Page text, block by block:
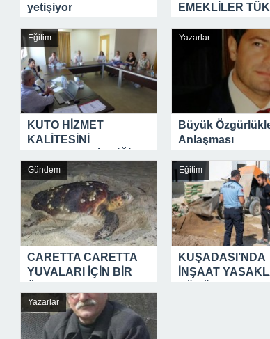
yetişiyor
EMEKLİLER
Eğitim
KUTO HİZMET
KALİTESİNİ
TSE DENETİMİNDEN
BAŞARIYLA GEÇTİ
Yazarlar
Büyük
Anlaşması
Gündem
CARETTA CARETTA
YUVALARI İÇİN BİR
Eğitim
KUŞADASI’NDA
İNŞAAT
Yazarlar